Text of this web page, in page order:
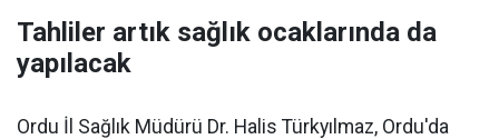
Tahliler artık sağlık ocaklarında da
yapılacak
Ordu İl Sağlık Müdürü Dr. Halis Türkyılmaz, Ordu'da